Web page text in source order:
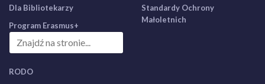
Dla Bibliotekarzy
Program Erasmus+
Standardy Ochrony
Małoletnich
RODO